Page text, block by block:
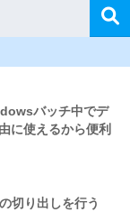
バッチ中でデ
に使えるから便利
切り出しを行う